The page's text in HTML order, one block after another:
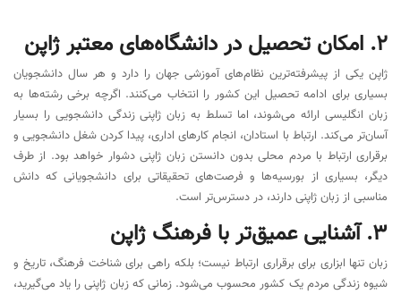
۲. امکان تحصیل در دانشگاه‌های معتبر ژاپن
ژاپن یکی از پیشرفته‌ترین نظام‌های آموزشی جهان را دارد و هر سال دانشجویان
بسیاری برای ادامه تحصیل این کشور را انتخاب می‌کنند. اگرچه برخی رشته‌ها به
زبان انگلیسی ارائه می‌شوند، اما تسلط به زبان ژاپنی زندگی دانشجویی را بسیار
آسان‌تر می‌کند. ارتباط با استادان، انجام کارهای اداری، پیدا کردن شغل دانشجویی و
برقراری ارتباط با مردم محلی بدون دانستن زبان ژاپنی دشوار خواهد بود. از طرف
دیگر، بسیاری از بورسیه‌ها و فرصت‌های تحقیقاتی برای دانشجویانی که دانش
مناسبی از زبان ژاپنی دارند، در دسترس‌تر است.
۳. آشنایی عمیق‌تر با فرهنگ ژاپن
زبان تنها ابزاری برای برقراری ارتباط نیست؛ بلکه راهی برای شناخت فرهنگ، تاریخ و
شیوه زندگی مردم یک کشور محسوب می‌شود. زمانی که زبان ژاپنی را یاد می‌گیرید،